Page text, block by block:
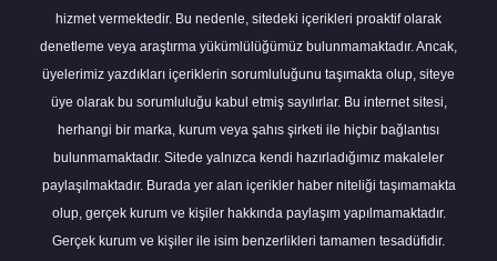
hizmet vermektedir. Bu nedenle, sitedeki içerikleri proaktif olarak
denetleme veya araştırma yükümlülüğümüz bulunmamaktadır. Ancak,
üyelerimiz yazdıkları içeriklerin sorumluluğunu taşımakta olup, siteye
üye olarak bu sorumluluğu kabul etmiş sayılırlar. Bu internet sitesi,
herhangi bir marka, kurum veya şahıs şirketi ile hiçbir bağlantısı
bulunmamaktadır. Sitede yalnızca kendi hazırladığımız makaleler
paylaşılmaktadır. Burada yer alan içerikler haber niteliği taşımamakta
olup, gerçek kurum ve kişiler hakkında paylaşım yapılmamaktadır.
Gerçek kurum ve kişiler ile isim benzerlikleri tamamen tesadüfidir.